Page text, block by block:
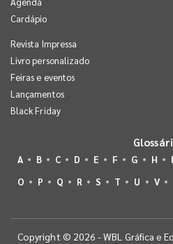
Cardápio
Revista Impressa
Livro personalizado
Feiras e eventos
Lançamentos
Black Friday
A B C D E F G H I
O
P Q R S T U V
Copyright © 2026 - WBL Gráfica e